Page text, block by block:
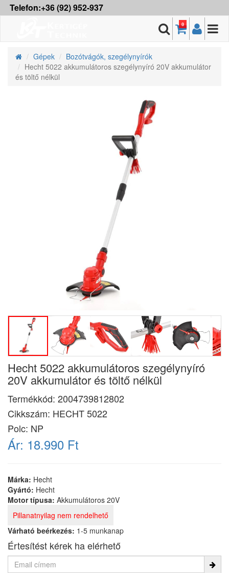
Telefon:+36 (92) 952-937
0
Gépek
Bozótvágók, szegélynyírók
Hecht 5022 akkumulátoros szegélynyíró 20V akkumulátor
és töltő nélkül
Hecht 5022 akkumulátoros szegélynyíró
20V akkumulátor és töltő nélkül
Termékkód: 2004739812802
Cikkszám: HECHT 5022
Polc: NP
Ár: 18.990 Ft
Márka: Hecht
Gyártó: Hecht
Motor típusa: Akkumulátoros 20V
Pillanatnyilag nem rendelhető
Várható beérkezés: 1-5 munkanap
Értesítést kérek ha elérhető